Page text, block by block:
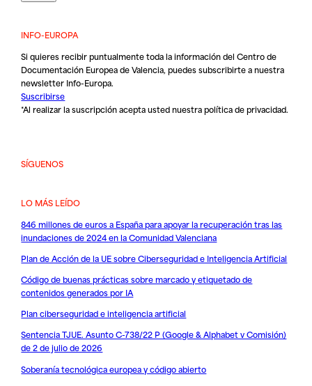
INFO-EUROPA
Si quieres recibir puntualmente toda la información del Centro de
Documentación Europea de Valencia, puedes subscribirte a nuestra
newsletter Info-Europa.
Suscribirse
*Al realizar la suscripción acepta usted nuestrapolítica de privacidad.
SÍGUENOS
LO MÁS LEÍDO
846 millones de euros a España para apoyar la recuperación tras las
inundaciones de 2024 en la Comunidad Valenciana
Plan de Acción de la UE sobre Ciberseguridad e Inteligencia Artificial
Código de buenas prácticas sobre marcado y etiquetado de
contenidos generados por IA
Plan ciberseguridad e inteligencia artificial
Sentencia TJUE. Asunto C-738/22 P (Google & Alphabet v Comisión)
de 2 de julio de 2026
Soberanía tecnológica europea y código abierto